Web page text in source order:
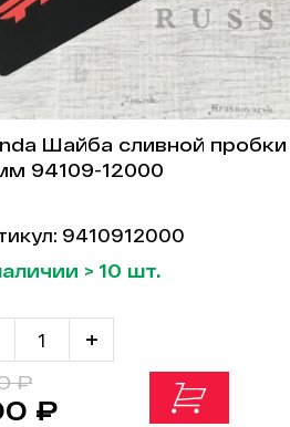
Шайба сливной пробки
94109-12000
9410912000
> 10 шт.
+
₽
₽